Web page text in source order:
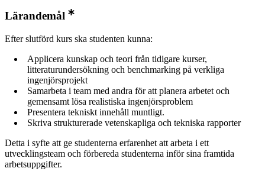
Lärandemål
Efter slutförd kurs ska studenten kunna:
Applicera kunskap och teori från tidigare kurser,
litteraturundersökning och benchmarking på verkliga
ingenjörsprojekt
Samarbeta i team med andra för att planera arbetet och
gemensamt lösa realistiska ingenjörsproblem
Presentera tekniskt innehåll muntligt.
Skriva strukturerade vetenskapliga och tekniska rapporter
Detta i syfte att ge studenterna erfarenhet att arbeta i ett
utvecklingsteam och förbereda studenterna inför sina framtida
arbetsuppgifter.